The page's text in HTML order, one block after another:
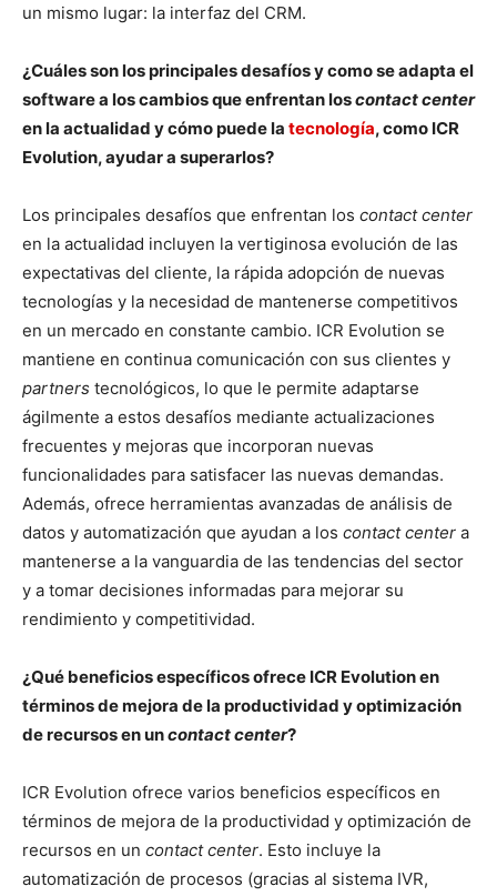
un mismo lugar: la interfaz del CRM.
¿Cuáles son los principales desafíos y como se adapta el
software a los cambios que enfrentan loscontact center
en la actualidad y cómo puede la tecnología, como ICR
Evolution, ayudar a superarlos?
Los principales desafíos que enfrentan los contact center
en la actualidad incluyen la vertiginosa evolución de las
expectativas del cliente, la rápida adopción de nuevas
tecnologías y la necesidad de mantenerse competitivos
en un mercado en constante cambio. ICR Evolution se
mantiene en continua comunicación con sus clientes y
partners tecnológicos, lo que le permite adaptarse
ágilmente a estos desafíos mediante actualizaciones
frecuentes y mejoras que incorporan nuevas
funcionalidades para satisfacer las nuevas demandas.
Además, ofrece herramientas avanzadas de análisis de
datos y automatización que ayudan a los contact center a
mantenerse a la vanguardia de las tendencias del sector
y a tomar decisiones informadas para mejorar su
rendimiento y competitividad.
¿Qué beneficios específicos ofrece ICR Evolution en
términos de mejora de la productividad y optimización
de recursos en uncontact center?
ICR Evolution ofrece varios beneficios específicos en
términos de mejora de la productividad y optimización de
recursos en un contact center. Esto incluye la
automatización de procesos (gracias al sistema IVR,